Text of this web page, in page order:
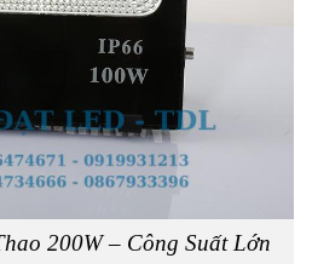
200W – Công Suất Lớn